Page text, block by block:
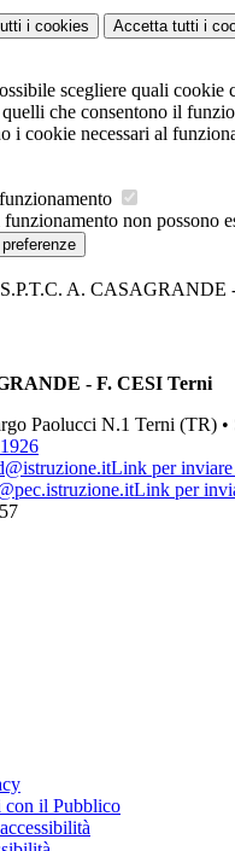
i cookies Accetta tutti i
scegliere quali cookie
che consentono il
i cookie necessari al
non possono
A. CASAGRANDE
- F. CESI Terni
Paolucci N.1 Terni (TR)
Link per inviare
Link per
il Pubblico